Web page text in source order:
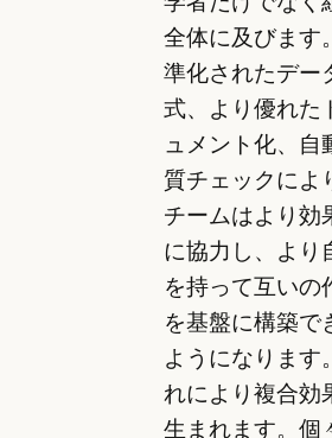
全体に及びます
準化されたデー
式、より優れた
ュメント化、自
質チェックによ
チームはより効
に協力し、より
を持って互いの
を基盤に構築で
ようになります
れにより複合効
生まれます。個